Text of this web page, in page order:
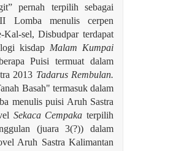
pernah terpilih sebagai
Lomba menulis cerpen
Kal-sel, Disbudpar terdapat
kisdap Malam Kumpai
Puisi termuat dalam
2013 Tadarus Rembulan.
Basah" termasuk dalam
menulis puisi Aruh Sastra
Sekaca Cempakaterpilih
(juara 3(?)) dalam
Aruh Sastra Kalimantan